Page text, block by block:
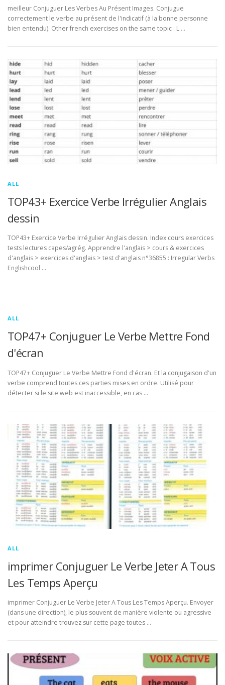
meilleur Conjuguer Les Verbes Au Présent Images. Conjugue
correctement le verbe au présent de l'indicatif (à la bonne personne
bien entendu). Other french exercises on the same topic : L …
ALL
TOP43+ Exercice Verbe Irrégulier Anglais
dessin
TOP43+ Exercice Verbe Irrégulier Anglais dessin. Index cours exercices
tests lectures capes/agrég. Apprendre l'anglais > cours & exercices
d'anglais > exercices d'anglais > test d'anglais n°36855 : Irregular Verbs
Englishcool …
ALL
TOP47+ Conjuguer Le Verbe Mettre Fond
d'écran
TOP47+ Conjuguer Le Verbe Mettre Fond d'écran. Et la conjugaison d'un
verbe comprend toutes ces parties mises en ordre. Utilisé pour
détecter si le site web est inaccessible, en cas …
ALL
imprimer Conjuguer Le Verbe Jeter A Tous
Les Temps Aperçu
imprimer Conjuguer Le Verbe Jeter A Tous Les Temps Aperçu. Envoyer
(dans une direction), le plus souvent de manière violente ou agressive
et pour atteindre trouvez sur cette page toutes …